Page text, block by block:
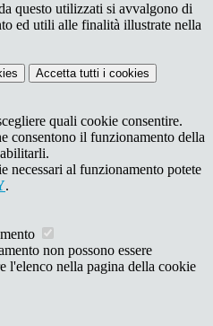
questo utilizzati si avvalgono di
ed utili alle finalità illustrate nella
Accetta tutti i cookies
quali cookie consentire.
consentono il funzionamento della
necessari al funzionamento potete
.
non possono essere
l'elenco nella pagina della cookie